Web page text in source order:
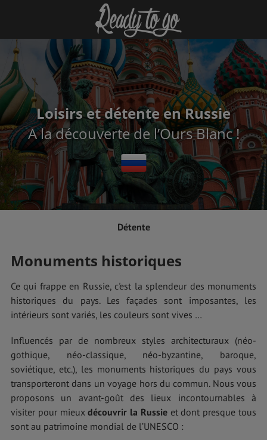
Loisirs et détente en Russie
A la découverte de l’Ours Blanc !
Détente
Monuments historiques
Ce qui frappe en Russie, c'est la splendeur des monuments
historiques du pays. Les façades sont imposantes, les
intérieurs sont variés, les couleurs sont vives …
Influencés par de nombreux styles architecturaux (néo-
gothique, néo-classique, néo-byzantine, baroque,
soviétique, etc.), les monuments historiques du pays vous
transporteront dans un voyage hors du commun. Nous vous
proposons un avant-goût des lieux incontournables à
visiter pour mieuxdécouvrir la Russieet dont presque tous
sont au patrimoine mondial de l’UNESCO :